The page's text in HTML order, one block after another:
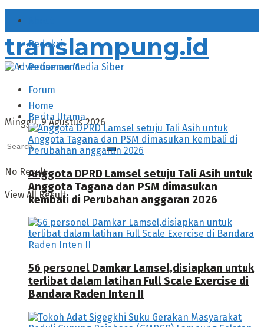
Redaksi
Pedoman Media Siber
Forum
Minggu, 9 Agustus 2026
No Result
View All Result
translampung.id
Home
Berita Utama
Anggota DPRD Lamsel setuju Tali Asih untuk
Anggota Tagana dan PSM dimasukan
kembali di Perubahan anggaran 2026
56 personel Damkar Lamsel,disiapkan untuk
terlibat dalam latihan Full Scale Exercise di
Bandara Raden Inten II